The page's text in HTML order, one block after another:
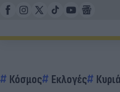
Κόσμος Εκλογές